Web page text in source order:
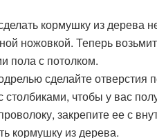
кормушку из дерева
ножовкой. Теперь
пола с потолком.
сделайте отверстия
столбиками, чтобы у вас
закрепите ее с
кормушку из дерева.